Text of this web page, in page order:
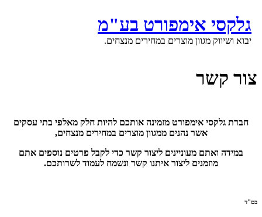
גלקסי אימפורט בע"מ
יבוא ושיווק מגוון מוצרים במחירים מנצחים.
קשר
חברת גלקסי אימפורט מזמינה אותכם להיות חלק מאלפי בתי עסקים
אשר נהנים ממגוון מוצרים במחירים מנצחים,
במידה ואתם מעוניינים ליצור קשר כדי לקבל פרטים נוספים אתם
מוזמנים ליצור איתנו קשר ונשמח לעמוד לשרותכם.